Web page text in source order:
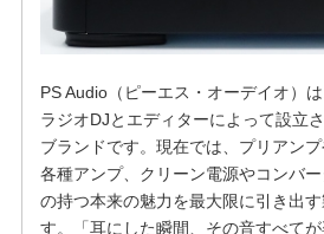
PS Audio（ピーエス・オーデイオ）
ラジオDJとエディターによって設立
ブランドです。現在では、プリアン
各種アンプ、クリーン電源やコンバ
の持つ本来の魅力を最大限に引き出
す。「耳にした瞬間、その音すべて